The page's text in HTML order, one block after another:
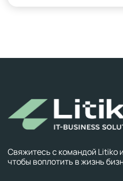
Свяжитесь с командой Litiko
чтобы воплотить в жизнь